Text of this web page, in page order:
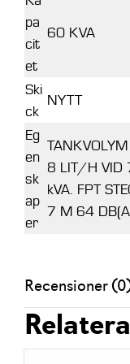
pa
cit
et
60 KVA
Ski
ck
NYTT
Eg
en
sk
ap
er
8 LIT/H VID
kVA. FPT
7 M 64
Recensioner